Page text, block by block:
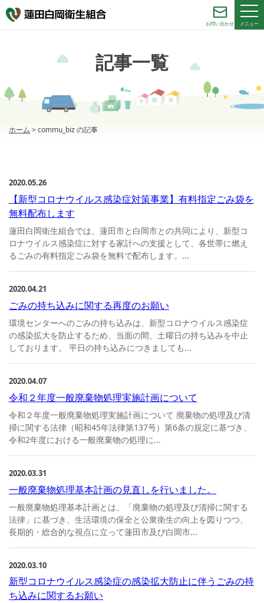
お問い合わせ メニュー
記事一覧
ホーム >commu_biz の記事
2020.05.26
【新型コロナウイルス感染症対策事業】有料指定ごみ袋を
無料配布します
蓮田白岡衛生組合では、蓮田市と白岡市との共同により、新型コ
ロナウイルス感染症に対する家計への支援として、各世帯に燃え
るごみの有料指定ごみ袋を無料で配布します。...
2020.04.21
ごみの持ち込みに関する再度のお願い
環境センターへのごみの持ち込みは、新型コロナウイルス感染症
の感染拡大を防止するため、当面の間、土曜日の持ち込みを中止
しております。 平日の持ち込みにつきましても...
2020.04.07
令和２年度一般廃棄物処理実施計画について
令和２年度一般廃棄物処理実施計画について 廃棄物の処理及び清
掃に関する法律（昭和45年法律第137号）第6条の規定に基づき、
令和2年度における一般廃棄物の処理に...
2020.03.31
一般廃棄物処理基本計画の見直しを行いました。
一般廃棄物処理基本計画とは、「廃棄物の処理及び清掃に関する
法律」に基づき、生活環境の保全と公衆衛生の向上を図りつつ、
長期的・総合的な視点に立って蓮田市及び白岡市...
2020.03.10
新型コロナウイルス感染症の感染拡大防止に伴うごみの持
ち込みに関するお願い